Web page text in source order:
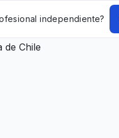
independiente?